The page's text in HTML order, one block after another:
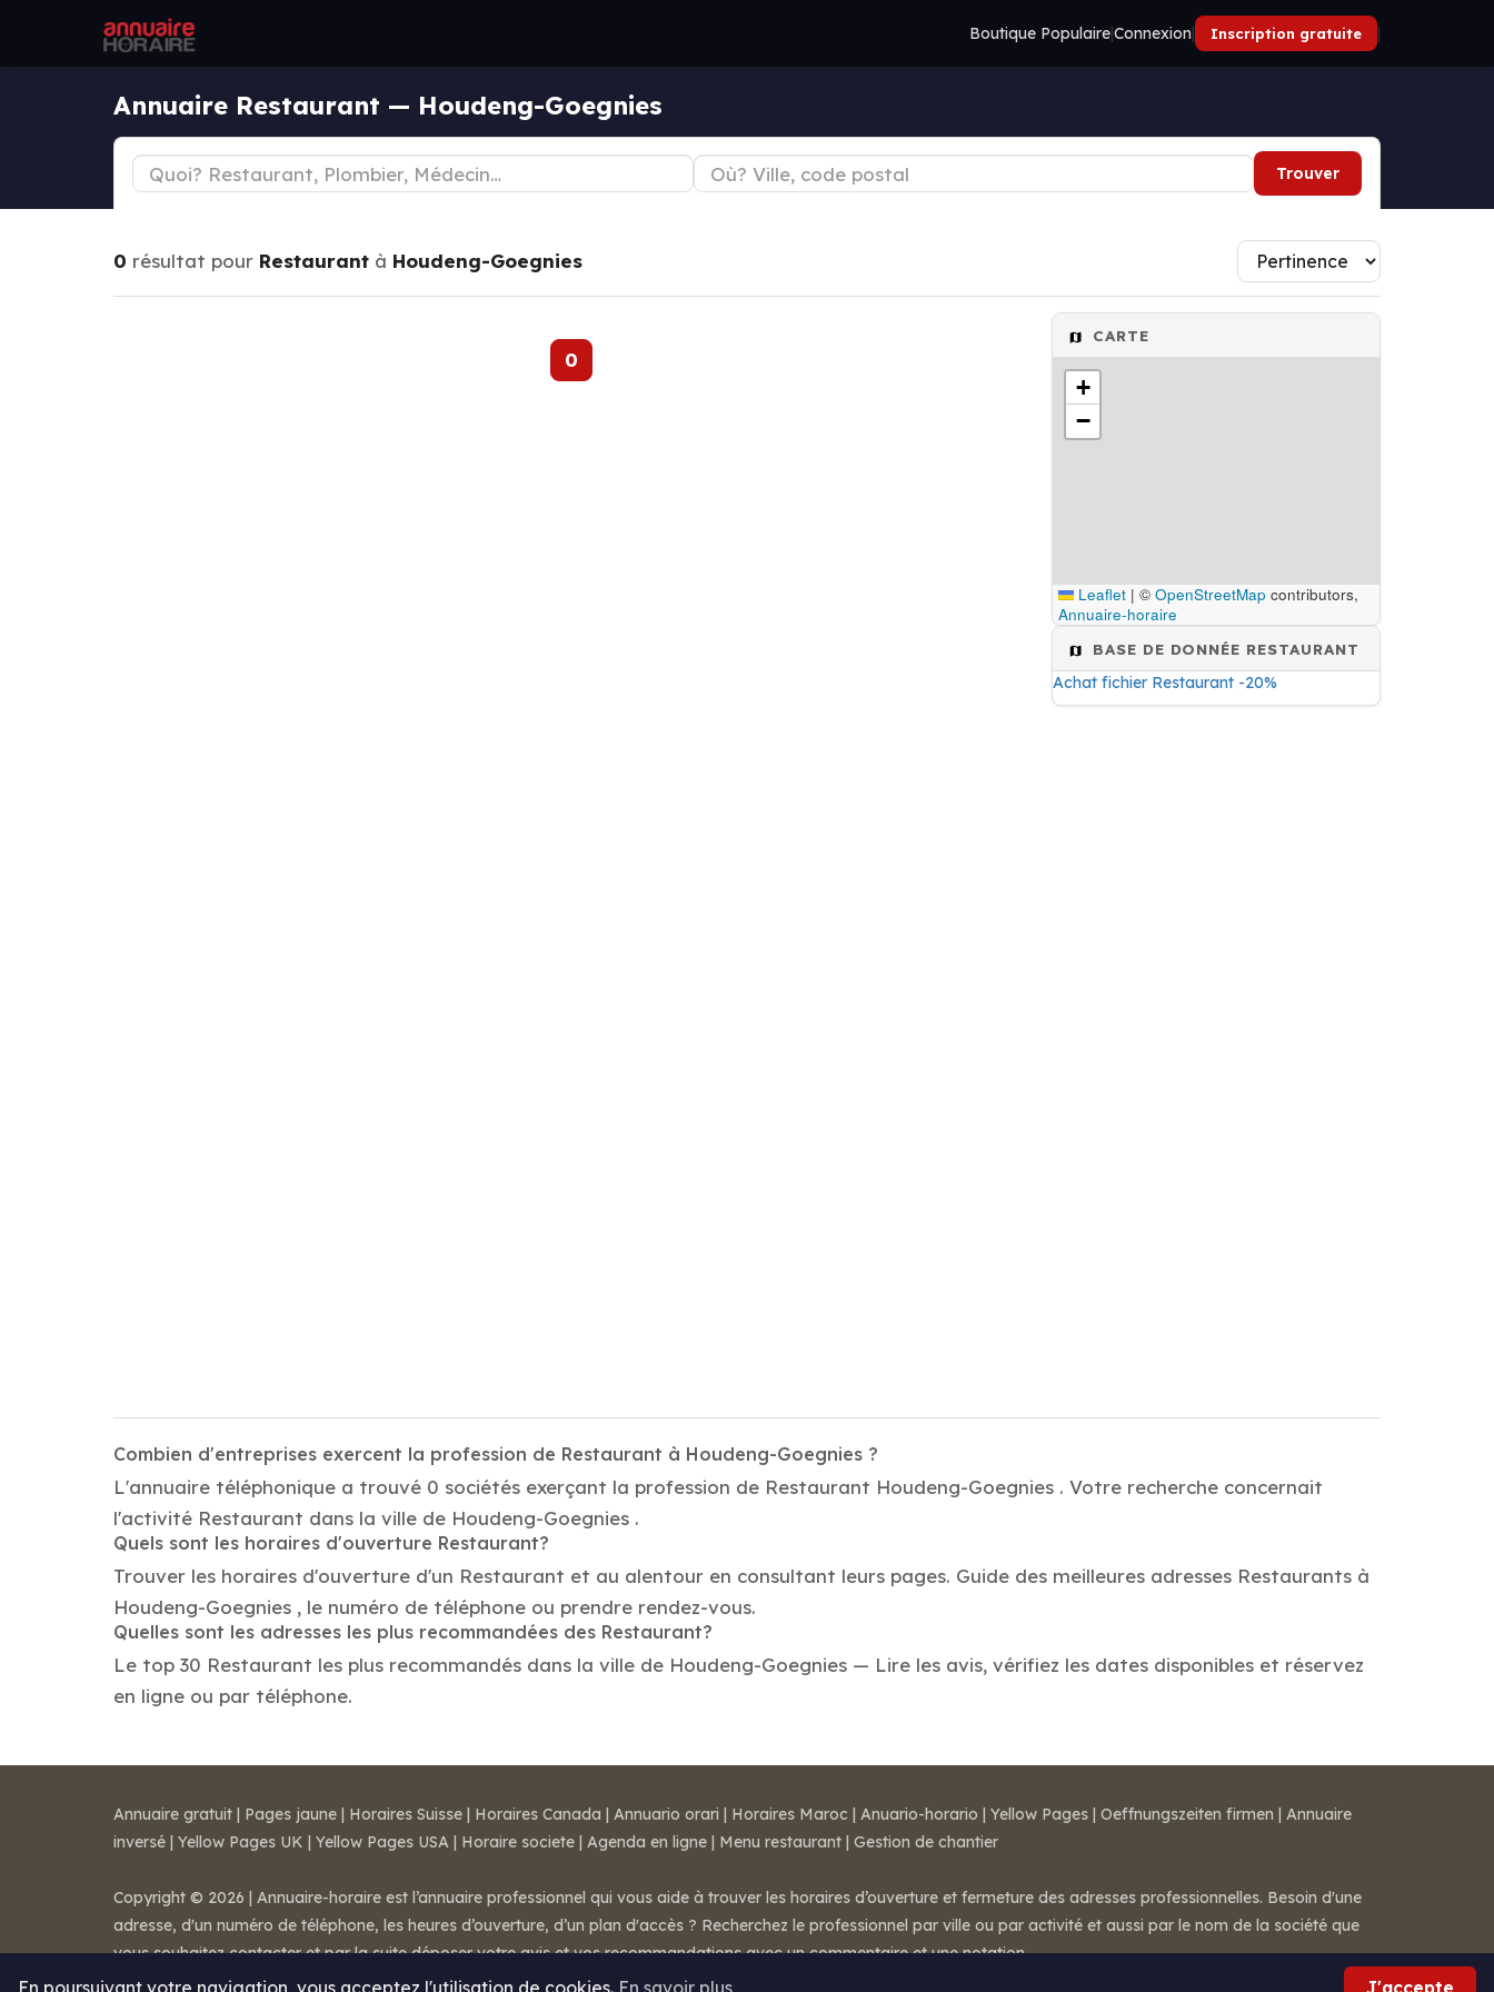
Boutique Populaire|Connexion| Inscription gratuite |
Annuaire Restaurant — Houdeng-Goegnies
Trouver
0 résultat pour Restaurant à Houdeng-Goegnies
0
CARTE
+
−
Leaflet | © OpenStreetMap contributors,
Annuaire-horaire
BASE DE DONNÉE RESTAURANT
Achat fichier Restaurant -20%
Combien d'entreprises exercent la profession de Restaurant à Houdeng-Goegnies ?
L'annuaire téléphonique a trouvé 0 sociétés exerçant la profession de Restaurant Houdeng-Goegnies . Votre recherche concernait
l'activité Restaurant dans la ville de Houdeng-Goegnies .
Quels sont les horaires d'ouverture Restaurant?
Trouver les horaires d'ouverture d'un Restaurant et au alentour en consultant leurs pages. Guide des meilleures adresses Restaurants à
Houdeng-Goegnies , le numéro de téléphone ou prendre rendez-vous.
Quelles sont les adresses les plus recommandées des Restaurant?
Le top 30 Restaurant les plus recommandés dans la ville de Houdeng-Goegnies — Lire les avis, vérifiez les dates disponibles et réservez
en ligne ou par téléphone.
En poursuivant votre navigation, vous acceptez l'utilisation de cookies. En savoir plus J'accepte
Annuaire gratuit | Pages jaune | Horaires Suisse | Horaires Canada | Annuario orari | Horaires Maroc | Anuario-horario | Yellow Pages | Oeffnungszeiten firmen | Annuaire
inversé | Yellow Pages UK | Yellow Pages USA | Horaire societe | Agenda en ligne | Menu restaurant | Gestion de chantier
Copyright © 2026 | Annuaire-horaire est l’annuaire professionnel qui vous aide à trouver les horaires d’ouverture et fermeture des adresses professionnelles. Besoin d'une
adresse, d'un numéro de téléphone, les heures d’ouverture, d’un plan d'accès ? Recherchez le professionnel par ville ou par activité et aussi par le nom de la société que
vous souhaitez contacter et par la suite déposer votre avis et vos recommandations avec un commentaire et une notation.
Mentions légales-Conditions de ventes- Contact